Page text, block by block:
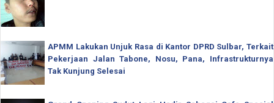
APMM Lakukan Unjuk Rasa di Kantor DPRD Sulbar, Terkait
Pekerjaan Jalan Tabone, Nosu, Pana, Infrastrukturnya
Tak Kunjung Selesai